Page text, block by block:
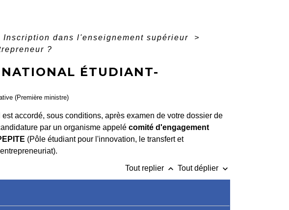
Inscription dans l'enseignement supérieur
>
?
ÉTUDIANT-
(Première ministre)
Il est accordé, sous conditions, après examen de votre dossier de
par un organisme appelécomité d'engagement
(Pôle étudiant pour l'innovation, le transfert et
Tout replier keyboard_arrow_up Tout déplier keyboard_arrow_down